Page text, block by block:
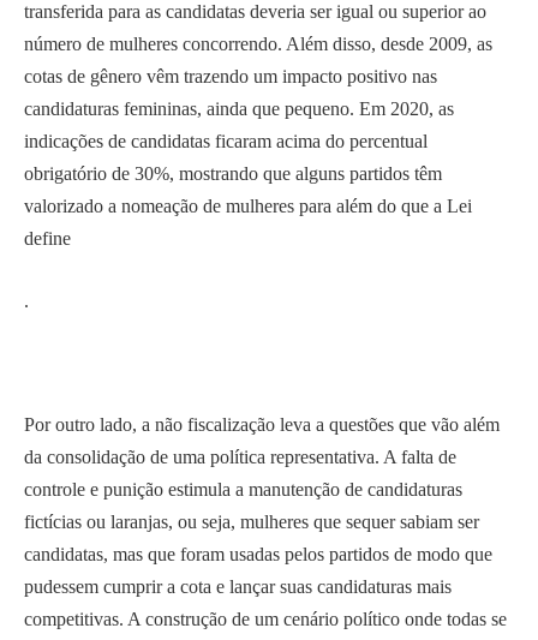
transferida para as candidatas deveria ser igual ou superior ao
número de mulheres concorrendo. Além disso, desde 2009, as
cotas de gênero vêm trazendo um impacto positivo nas
candidaturas femininas, ainda que pequeno. Em 2020, as
indicações de candidatas ficaram acima do percentual
obrigatório de 30%, mostrando que alguns partidos têm
valorizado a nomeação de mulheres para além do que a Lei
define
.
Por outro lado, a não fiscalização leva a questões que vão além
da consolidação de uma política representativa. A falta de
controle e punição estimula a manutenção de candidaturas
fictícias ou laranjas, ou seja, mulheres que sequer sabiam ser
candidatas, mas que foram usadas pelos partidos de modo que
pudessem cumprir a cota e lançar suas candidaturas mais
competitivas. A construção de um cenário político onde todas se